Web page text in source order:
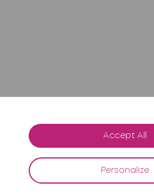
Personalize
Accept All